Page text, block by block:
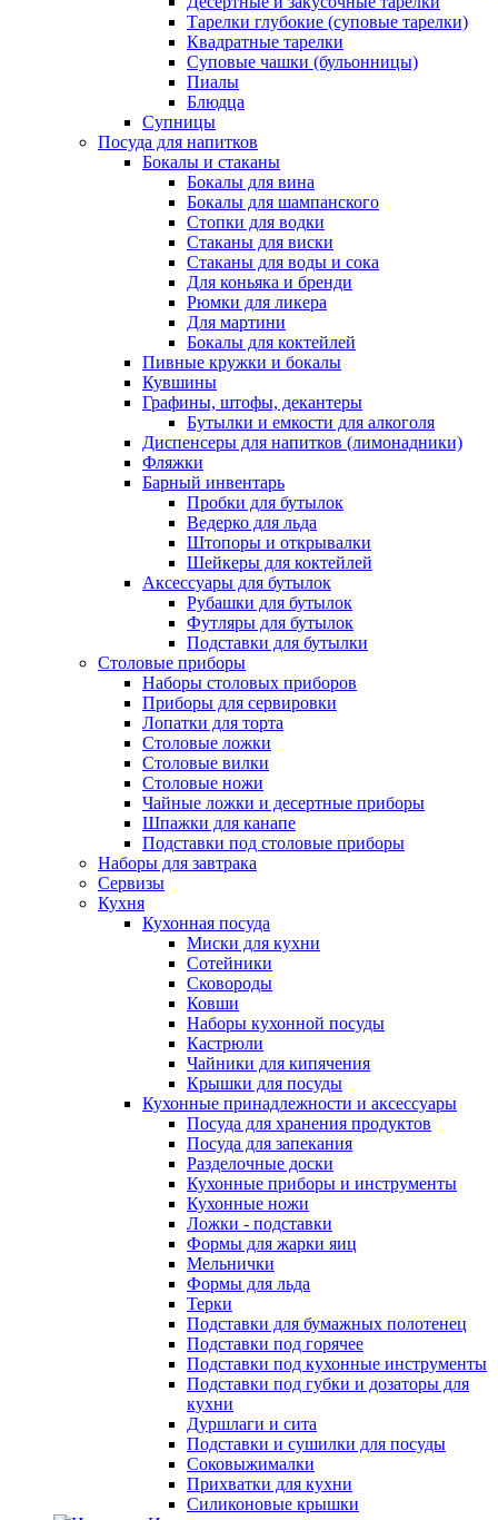
Тарелки глубокие (суповые тарелки)
Квадратные тарелки
Суповые чашки (бульонницы)
Пиалы
Блюдца
Супницы
Посуда для напитков
Бокалы и стаканы
Бокалы для вина
Бокалы для шампанского
Стопки для водки
Стаканы для виски
Стаканы для воды и сока
Для коньяка и бренди
Рюмки для ликера
Для мартини
Бокалы для коктейлей
Пивные кружки и бокалы
Кувшины
Графины, штофы, декантеры
Бутылки и емкости для алкоголя
Диспенсеры для напитков (лимонадники)
Фляжки
Барный инвентарь
Пробки для бутылок
Ведерко для льда
Штопоры и открывалки
Шейкеры для коктейлей
Аксессуары для бутылок
Рубашки для бутылок
Футляры для бутылок
Подставки для бутылки
Столовые приборы
Наборы столовых приборов
Приборы для сервировки
Лопатки для торта
Столовые ложки
Столовые вилки
Столовые ножи
Чайные ложки и десертные приборы
Шпажки для канапе
Подставки под столовые приборы
Наборы для завтрака
Сервизы
Кухня
Кухонная посуда
Миски для кухни
Сотейники
Сковороды
Ковши
Наборы кухонной посуды
Кастрюли
Чайники для кипячения
Крышки для посуды
Кухонные принадлежности и аксессуары
Посуда для хранения продуктов
Посуда для запекания
Разделочные доски
Кухонные приборы и инструменты
Кухонные ножи
Ложки - подставки
Формы для жарки яиц
Мельнички
Формы для льда
Терки
Подставки для бумажных полотенец
Подставки под горячее
Подставки под кухонные инструменты
Подставки под губки и дозаторы для
кухни
Дуршлаги и сита
Подставки и сушилки для посуды
Соковыжималки
Прихватки для кухни
Силиконовые крышки